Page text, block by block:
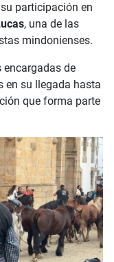
participación en
, una de las
mindonienses.
encargadas de
en su llegada hasta
que forma parte